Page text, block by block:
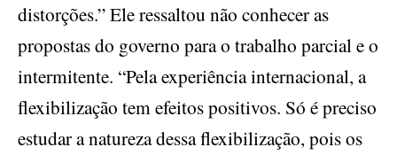
distorções.” Ele ressaltou não conhecer as
propostas do governo para o trabalho parcial e o
intermitente. “Pela experiência internacional, a
flexibilização tem efeitos positivos. Só é preciso
estudar a natureza dessa flexibilização, pois os